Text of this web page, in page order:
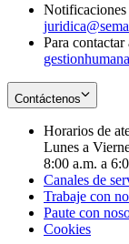
Para contactar
Contáctenos
Horarios de
Lunes a
8:00 a.m. a
Canales de
Trabaje con
Paute con
Cookies